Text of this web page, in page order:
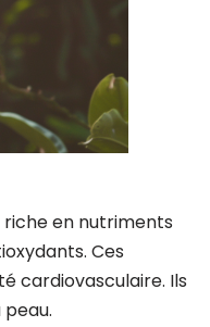
riche en nutriments
Ces
cardiovasculaire. Ils